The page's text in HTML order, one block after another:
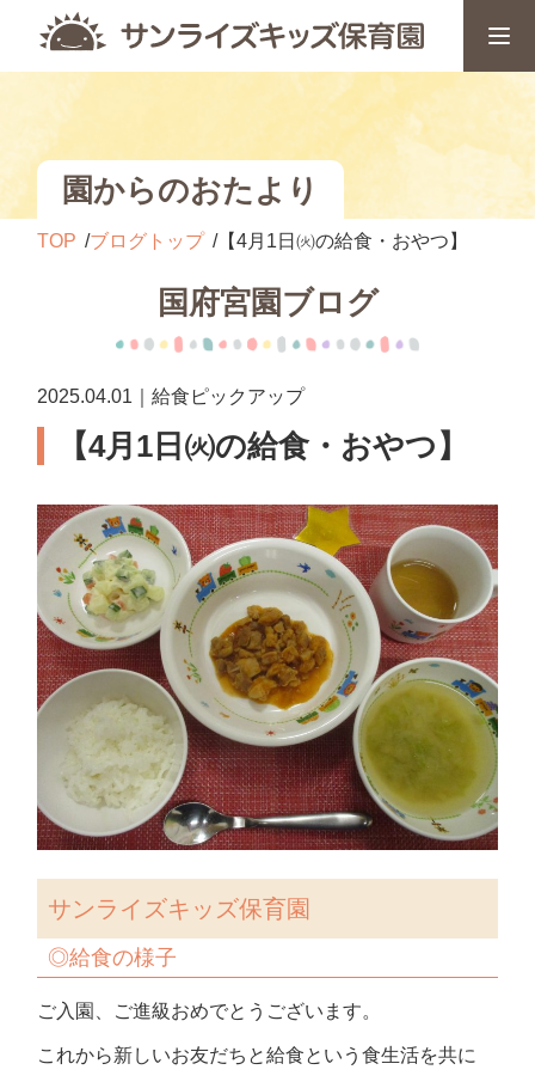
園からのおたより
TOP ブログトップ 【4月1日㈫の給食・おやつ】
国府宮園ブログ
2025.04.01｜給食ピックアップ
【4月1日㈫の給食・おやつ】
サンライズキッズ保育園
◎給食の様子
ご入園、ご進級おめでとうございます。
これから新しいお友だちと給食という食生活を共に